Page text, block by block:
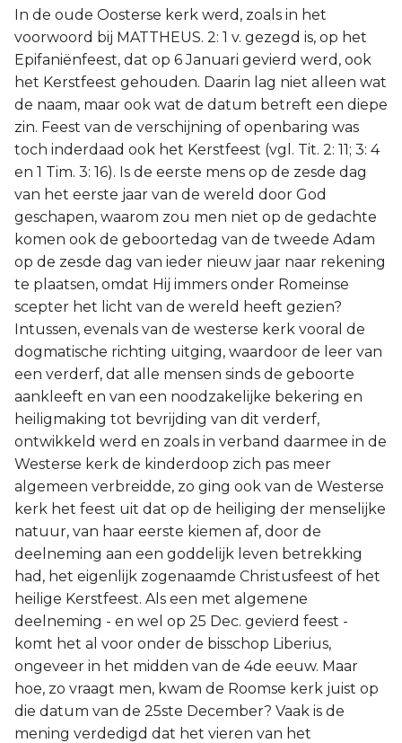
In de oude Oosterse kerk werd, zoals in het
voorwoord bij MATTHEUS. 2: 1 v. gezegd is, op het
Epifaniënfeest, dat op 6 Januari gevierd werd, ook
het Kerstfeest gehouden. Daarin lag niet alleen wat
de naam, maar ook wat de datum betreft een diepe
zin. Feest van de verschijning of openbaring was
toch inderdaad ook het Kerstfeest (vgl. Tit. 2: 11; 3: 4
en 1 Tim. 3: 16). Is de eerste mens op de zesde dag
van het eerste jaar van de wereld door God
geschapen, waarom zou men niet op de gedachte
komen ook de geboortedag van de tweede Adam
op de zesde dag van ieder nieuw jaar naar rekening
te plaatsen, omdat Hij immers onder Romeinse
scepter het licht van de wereld heeft gezien?
Intussen, evenals van de westerse kerk vooral de
dogmatische richting uitging, waardoor de leer van
een verderf, dat alle mensen sinds de geboorte
aankleeft en van een noodzakelijke bekering en
heiligmaking tot bevrijding van dit verderf,
ontwikkeld werd en zoals in verband daarmee in de
Westerse kerk de kinderdoop zich pas meer
algemeen verbreidde, zo ging ook van de Westerse
kerk het feest uit dat op de heiliging der menselijke
natuur, van haar eerste kiemen af, door de
deelneming aan een goddelijk leven betrekking
had, het eigenlijk zogenaamde Christusfeest of het
heilige Kerstfeest. Als een met algemene
deelneming - en wel op 25 Dec. gevierd feest -
komt het al voor onder de bisschop Liberius,
ongeveer in het midden van de 4de eeuw. Maar
hoe, zo vraagt men, kwam de Roomse kerk juist op
die datum van de 25ste December? Vaak is de
mening verdedigd dat het vieren van het